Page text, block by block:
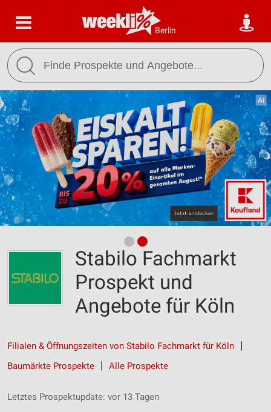
Berlin
Stabilo Fachmarkt
Prospekt und
Angebote für Köln
Filialen & Öffnungszeiten von Stabilo Fachmarkt für Köln
Baumärkte Prospekte
Alle Prospekte
Letztes Prospektupdate: vor 13 Tagen